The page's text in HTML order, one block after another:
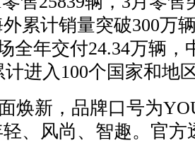
累计销量突破300万
全年交付24.34万辆，
进入100个国家和地
焕新，品牌口号为
、风尚、智趣。官